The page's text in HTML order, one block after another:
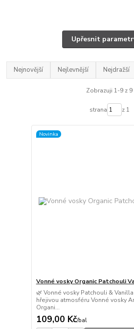
Upřesnit
Nejnovější Nejlevnější Nejdražší
Zobrazuji 1-9 z 9
strana z 1
Novinka
Vonné vosky Organic Patchouli
🌿 Vonné vosky Patchouli &
hřejivou atmosféru Vonné vosky
Organi...
109,00 Kč/bal